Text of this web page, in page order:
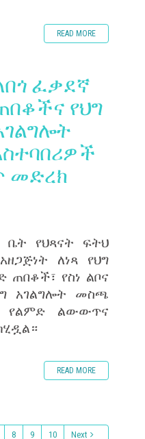
READ MORE
ፈቃደኛ
የህግ
መድረክ
የህጻናት ፍትህ
ለነጻ የህግ
የስነ ልቦና
አገልግሎት መስጫ
የልምድ ልውውጥና
READ MORE
8 9 10 Next